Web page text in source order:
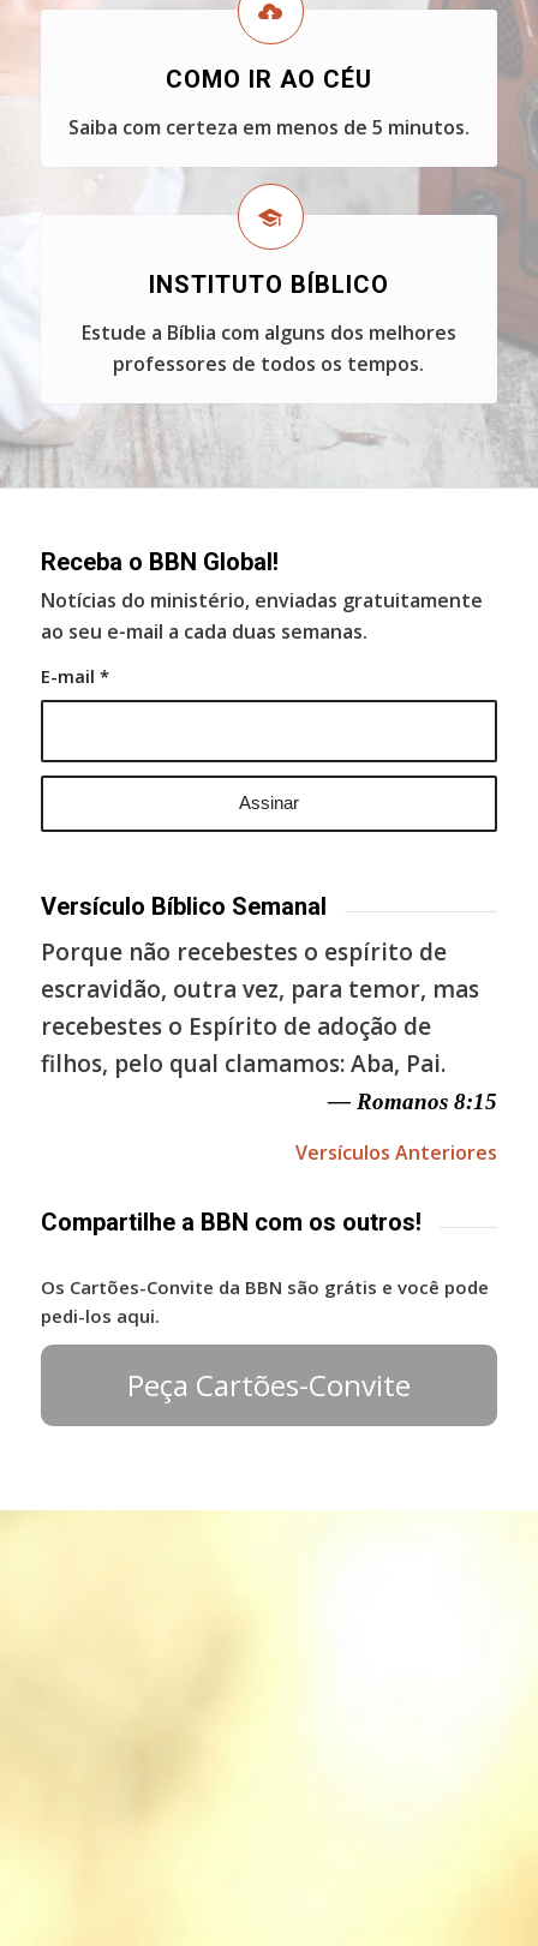
COMO IR AO CÉU
Saiba com certeza em menos de 5 minutos.
INSTITUTO BÍBLICO
Estude a Bíblia com alguns dos melhores
professores de todos os tempos.
Receba o BBN Global!
Notícias do ministério, enviadas gratuitamente
ao seu e-mail a cada duas semanas.
E-mail *
Versículo Bíblico Semanal
Porque não recebestes o espírito de
escravidão, outra vez, para temor, mas
recebestes o Espírito de adoção de
filhos, pelo qual clamamos: Aba, Pai.
— Romanos 8:15
Versículos Anteriores
Compartilhe a BBN com os outros!
Os Cartões-Convite da BBN são grátis e você pode
pedi-los aqui.
Peça Cartões-Convite